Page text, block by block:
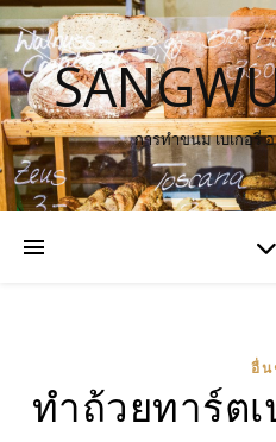
การทำขนม เบเกอรี่
อื่น
ทำถ้วยทาร์ตเ